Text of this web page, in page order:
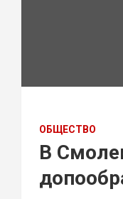
ОБЩЕСТВО
В